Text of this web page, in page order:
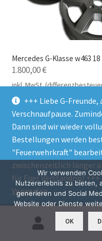
+++ Liebe G-
Verschnaufpause.
Dann sind wir wieder
Bestellungen werden
"Feuerwehrkraft"
zwischenzeitlich länger
für Euer Verständnis! +++
Verwerfen
Mercedes G-Klasse w463
1.800,00€
inkl. MwSt.
Versandkosten
Lieferzeit:14 Tage
In den Warenkorb
Wir verwenden
Nutzererlebnis zu bieten,
generieren und Social
Website oder Dienste
OK